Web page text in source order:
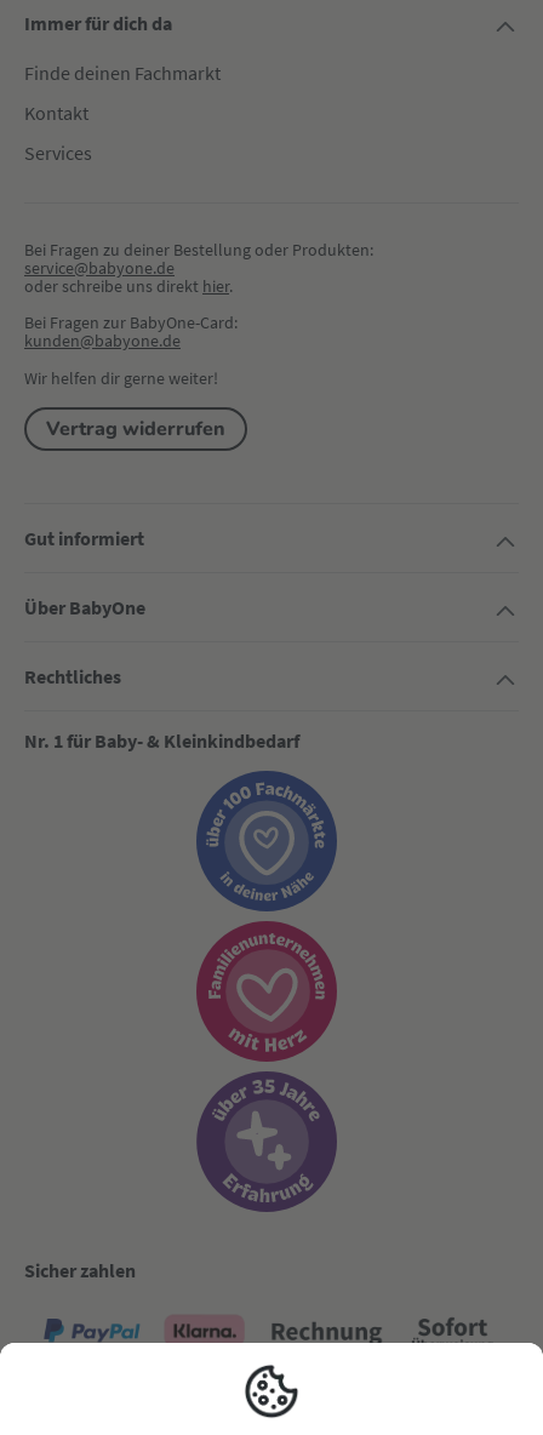
Immer für dich da
Finde deinen Fachmarkt
Kontakt
Services
Bei Fragen zu deiner Bestellung oder Produkten:
service@babyone.de
oder schreibe uns direkt hier.
Bei Fragen zur BabyOne-Card:
kunden@babyone.de
Wir helfen dir gerne weiter!
Vertrag widerrufen
Gut informiert
Über BabyOne
Rechtliches
Nr. 1 für Baby- & Kleinkindbedarf
Sicher zahlen